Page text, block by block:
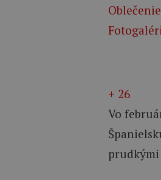
+ 26
Vo